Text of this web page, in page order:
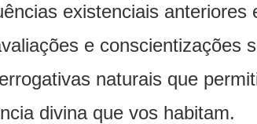
existenciais
e conscientizações
naturais que
divina que vos habitam.